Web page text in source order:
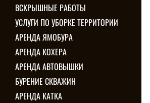
ВСКРЫШНЫЕ РАБОТЫ
УСЛУГИ ПО УБОРКЕ ТЕРРИТОРИИ
АРЕНДА ЯМОБУРА
АРЕНДА КОХЕРА
АРЕНДА АВТОВЫШКИ
БУРЕНИЕ СКВАЖИН
АРЕНДА КАТКА